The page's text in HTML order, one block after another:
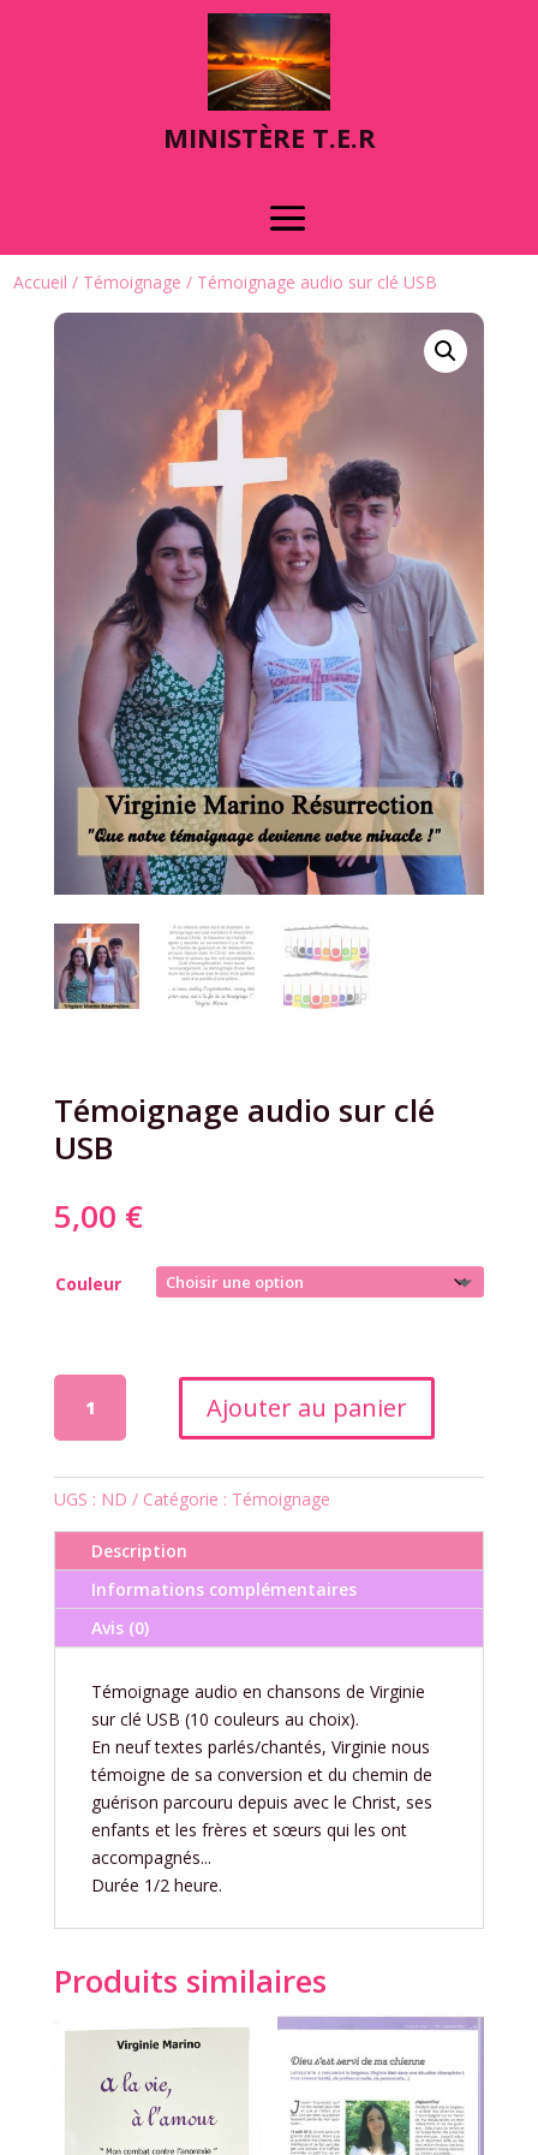
MINISTÈRE T.E.R
Accueil / Témoignage / Témoignage audio sur clé USB
Témoignage audio sur clé
USB
5,00 €
Couleur
Témoignage
sur
clé
Ajouter au panier
UGS : ND Catégorie : Témoignage
Description
Informations complémentaires
Avis (0)
Témoignage audio en chansons de Virginie
sur clé USB (10 couleurs au choix).
En neuf textes parlés/chantés, Virginie nous
témoigne de sa conversion et du chemin de
guérison parcouru depuis avec le Christ, ses
enfants et les frères et sœurs qui les ont
accompagnés...
Durée 1/2 heure.
Produits similaires